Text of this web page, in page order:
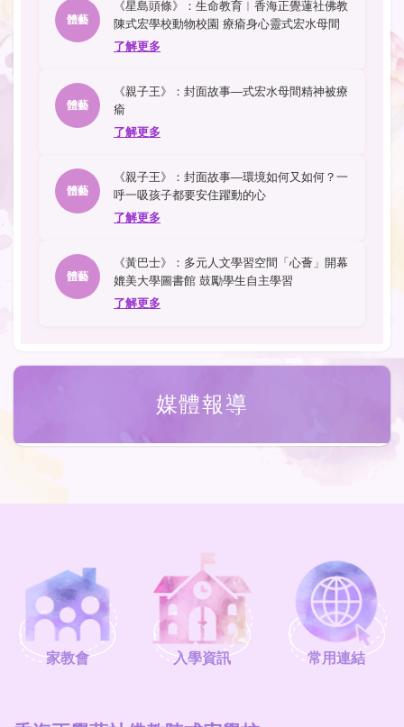
媒體報導
體藝
《星島頭條》：生命教育︳香海正覺蓮社佛教
陳式宏學校動物校園 療瘉身心靈式宏水母間
了解更多
體藝
《親子王》：封面故事—式宏水母間精神被療
瘉
了解更多
體藝
《親子王》：封面故事—環境如何又如何？一
呼一吸孩子都要安住躍動的心
了解更多
體藝
《黃巴士》：多元人文學習空間「心薈」開幕
媲美大學圖書館 鼓勵學生自主學習
了解更多
家教會 入學資訊 常用連結